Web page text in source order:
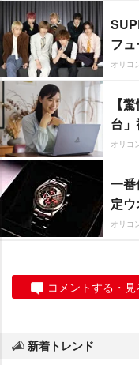
フ
オリコ
【
台
オリコ
一
定
オリコ
コメントする・見
新着トレンド